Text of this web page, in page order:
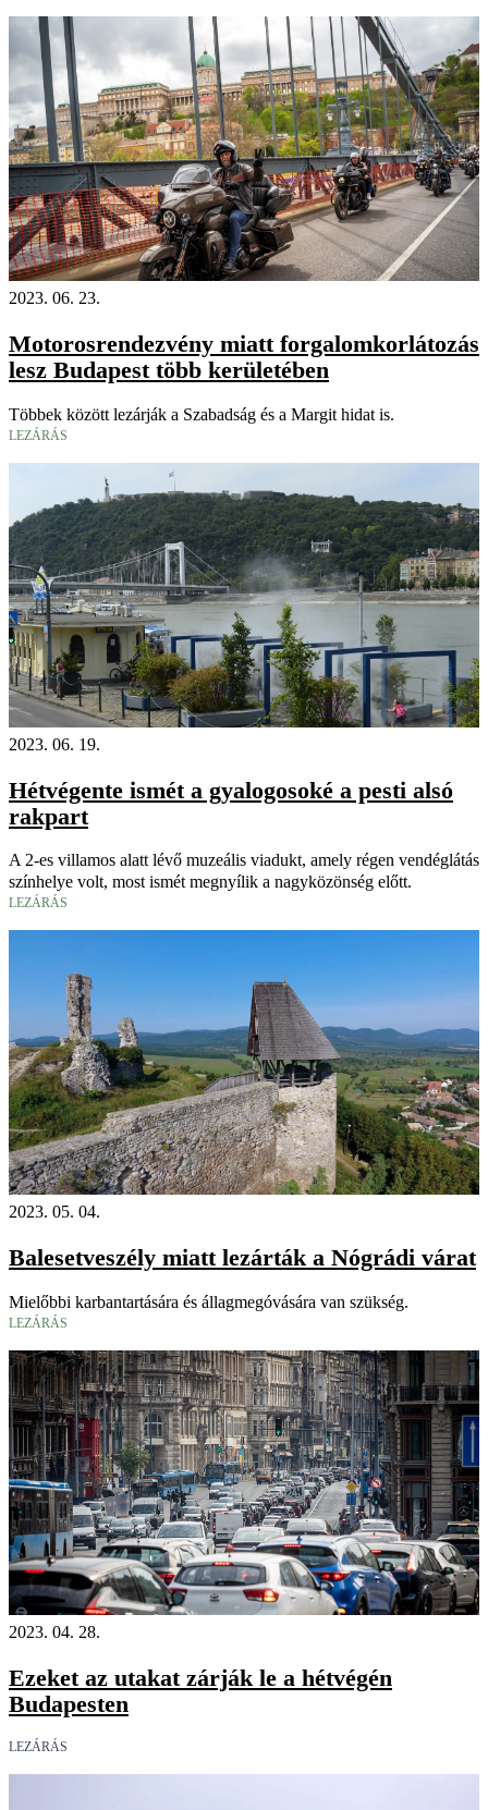
2023. 06. 23.
Motorosrendezvény miatt forgalomkorlátozás
lesz Budapest több kerületében
Többek között lezárják a Szabadság és a Margit hidat is.
LEZÁRÁS
2023. 06. 19.
Hétvégente ismét a gyalogosoké a pesti alsó
rakpart
A 2-es villamos alatt lévő muzeális viadukt, amely régen vendéglátás
színhelye volt, most ismét megnyílik a nagyközönség előtt.
LEZÁRÁS
2023. 05. 04.
Balesetveszély miatt lezárták a Nógrádi várat
Mielőbbi karbantartására és állagmegóvására van szükség.
LEZÁRÁS
2023. 04. 28.
Ezeket az utakat zárják le a hétvégén
Budapesten
LEZÁRÁS